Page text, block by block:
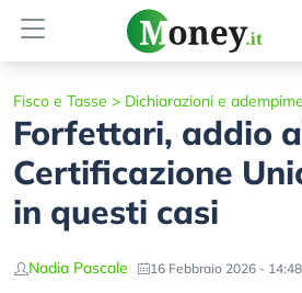
Fisco e Tasse > Dichiarazioni e
Forfettari, addio
Certificazione
in questi casi
Nadia Pascale 16 Febbraio 2026 - 14:48